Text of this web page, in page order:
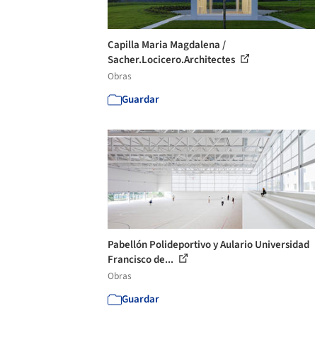
Capilla Maria Magdalena /
Sacher.Locicero.Architectes
Obras
Guardar
Pabellón Polideportivo y Aulario Universidad
Francisco de...
Obras
Guardar